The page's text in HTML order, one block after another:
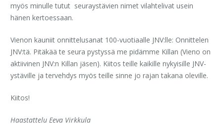
myös minulle tutut seuraystävien nimet vilahtelivat usein
hänen kertoessaan.
Vienon kauniit onnittelusanat 100-vuotiaalle JNV:lle: Onnittelen
JNV:tä. Pitäkää te seura pystyssä me pidämme Killan (Vieno on
aktiivinen JNV:n Killan jäsen). Kiitos teille kaikille nykyisille JNV-
ystäville ja tervehdys myös teille sinne jo rajan takana oleville.
Kiitos!
Haastattelu Eeva Virkkula